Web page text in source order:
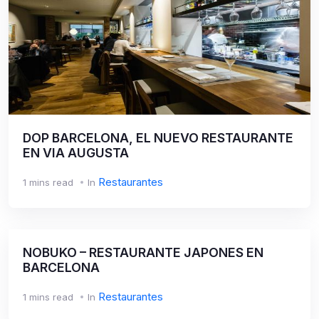
DOP BARCELONA, EL NUEVO RESTAURANTE
EN VIA AUGUSTA
1 mins read In Restaurantes
NOBUKO – RESTAURANTE JAPONES EN
BARCELONA
1 mins read In Restaurantes